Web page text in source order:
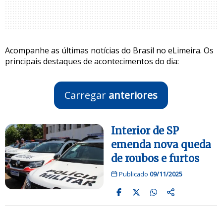
Acompanhe as últimas notícias do Brasil no eLimeira. Os
principais destaques de acontecimentos do dia:
Carregar anteriores
Interior de SP
emenda nova queda
de roubos e furtos
Publicado 09/11/2025